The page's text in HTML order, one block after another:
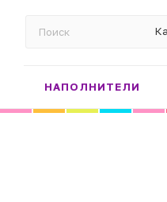
НАПОЛНИТЕЛИ